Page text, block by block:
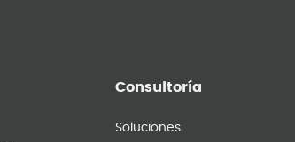
Consultoría
Soluciones